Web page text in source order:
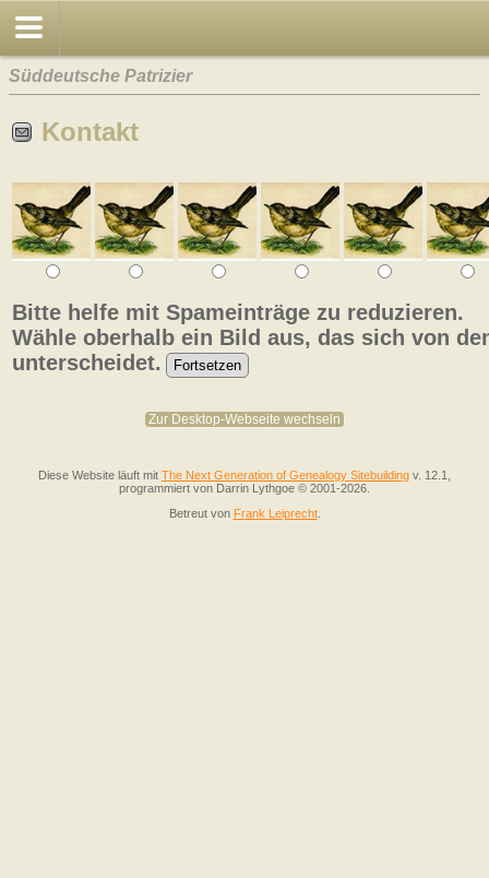
Süddeutsche Patrizier
Kontakt
Bitte helfe mit Spameinträge zu reduzieren.
Wähle oberhalb ein Bild aus, das sich von
unterscheidet.
Zur Desktop-Webseite wechseln
Diese Website läuft mit The Next Generation of Genealogy Sitebuilding v. 12.1,
programmiert von Darrin Lythgoe © 2001-2026.
Betreut von Frank Leiprecht.